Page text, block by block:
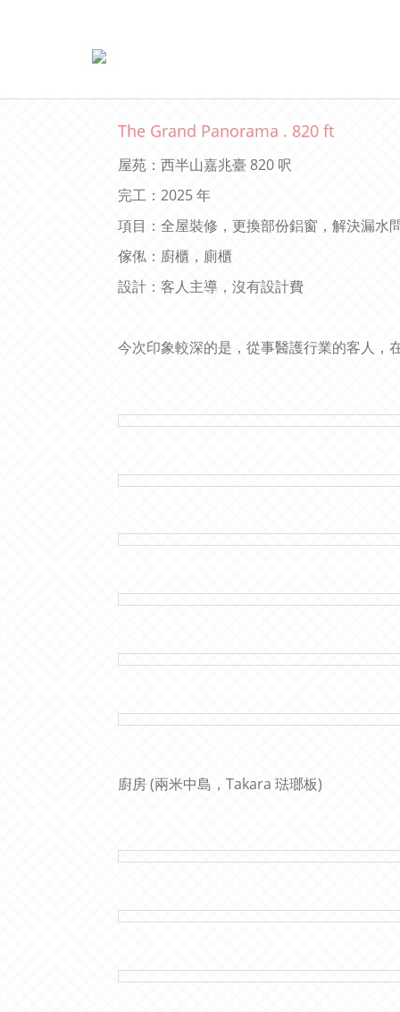
The Grand Panorama . 820 ft
屋苑：西半山嘉兆臺 820 呎
完工：2025 年
項目：全屋裝修 ， 更換部份鋁窗，解決漏水
傢俬：廚櫃，廁櫃
設計：客人主導，沒有設計費
今次印象較深的是， 從事醫護行業的客人，
廚房 (兩米中島，Takara 琺瑯板)